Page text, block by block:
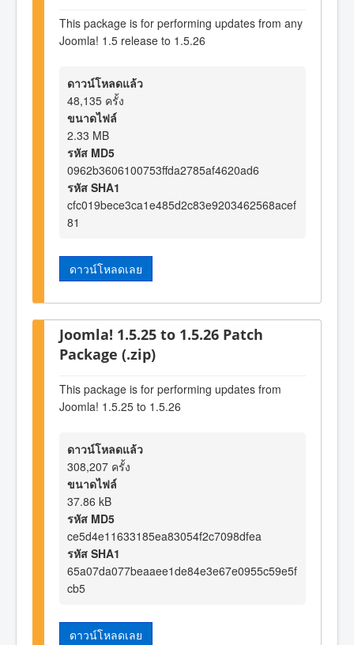
This package is for performing updates from any
Joomla! 1.5 release to 1.5.26
ดาวน์โหลดแล้ว
48,135 ครั้ง
ขนาดไฟล์
2.33 MB
รหัส MD5
0962b3606100753ffda2785af4620ad6
รหัส SHA1
cfc019bece3ca1e485d2c83e9203462568acef
81
ดาวน์โหลดเลย
Joomla! 1.5.25 to 1.5.26 Patch
Package (.zip)
This package is for performing updates from
Joomla! 1.5.25 to 1.5.26
ดาวน์โหลดแล้ว
308,207 ครั้ง
ขนาดไฟล์
37.86 kB
รหัส MD5
ce5d4e11633185ea83054f2c7098dfea
รหัส SHA1
65a07da077beaaee1de84e3e67e0955c59e5f
cb5
ดาวน์โหลดเลย